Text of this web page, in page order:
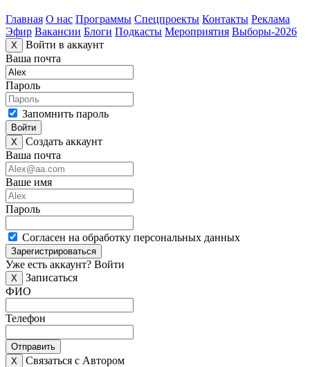
Главная О нас Программы Спецпроекты Контакты Реклама
Эфир Вакансии Блоги Подкасты Мероприятия Выборы-2026
X
Войти в аккаунт
Ваша почта
Пароль
Запомнить пароль
Войти
X
Создать аккаунт
Ваша почта
Ваше имя
Пароль
Согласен на обработку персональных данных
Зарегистрироваться
Уже есть аккаунт? Войти
X
Записаться
ФИО
Телефон
Отправить
X
Связаться с Автором